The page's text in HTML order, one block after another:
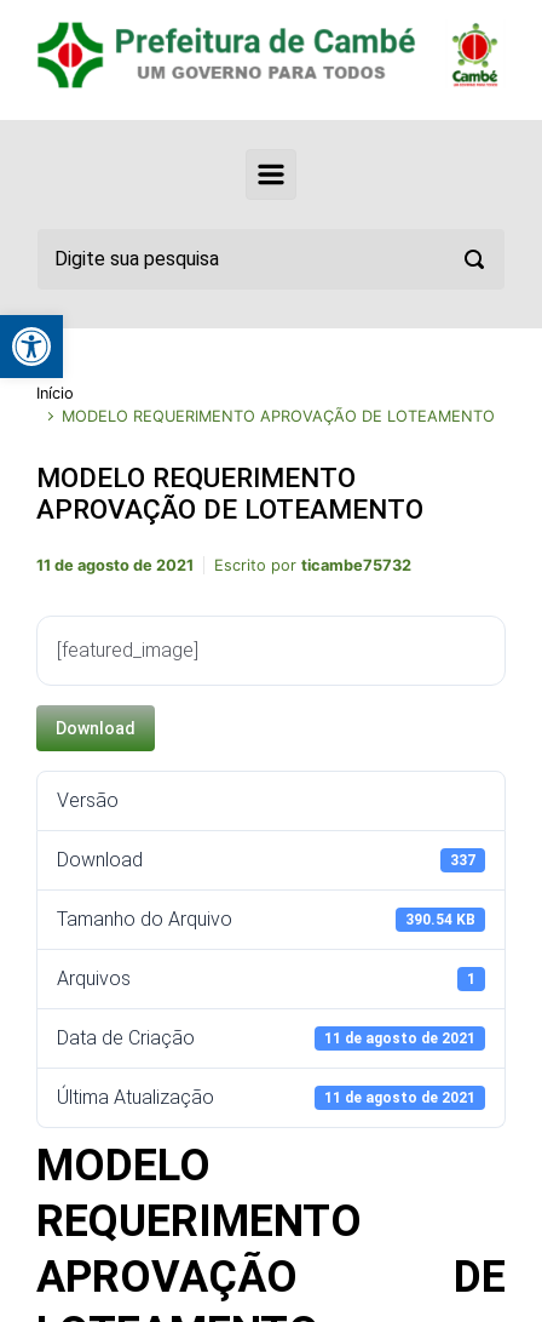
Início
MODELO REQUERIMENTO APROVAÇÃO DE LOTEAMENTO
MODELO REQUERIMENTO
APROVAÇÃO DE LOTEAMENTO
11 de agosto de 2021 Escrito por ticambe75732
[featured_image]
Download
Versão
Download 337
Tamanho do Arquivo 390.54 KB
Arquivos 1
Data de Criação 11 de agosto de 2021
Última Atualização 11 de agosto de 2021
MODELO
REQUERIMENTO
APROVAÇÃO DE
Abrir a barra de ferramentas